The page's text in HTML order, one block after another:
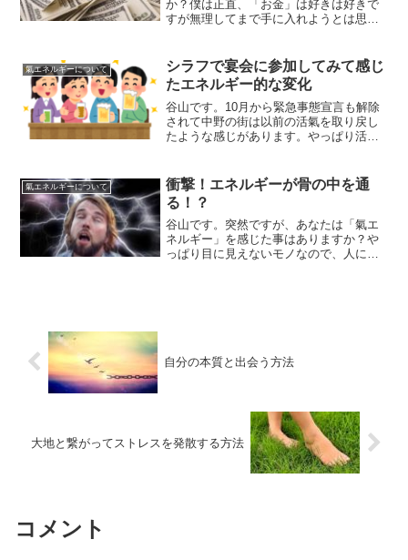
か？僕は正直、「お金」は好きは好きで
すが無理してまで手に入れようとは思っ
ったからこれだけの収入」という風な感
じで捉えています。そんで...
氣エネルギーについて
シラフで宴会に参加してみて感じ
たエネルギー的な変化
谷山です。10月から緊急事態宣言も解除
されて中野の街は以前の活氣を取り戻し
たような感じがあります。やっぱり活氣
供して良い、という事になりどの店もか
なりの賑わいをみせて...
氣エネルギーについて
衝撃！エネルギーが骨の中を通
る！？
谷山です。突然ですが、あなたは「氣エ
ネルギー」を感じた事はありますか？や
っぱり目に見えないモノなので、人によ
自分の本質と出会う方法
大地と繋がってストレスを発散する方法
コメント